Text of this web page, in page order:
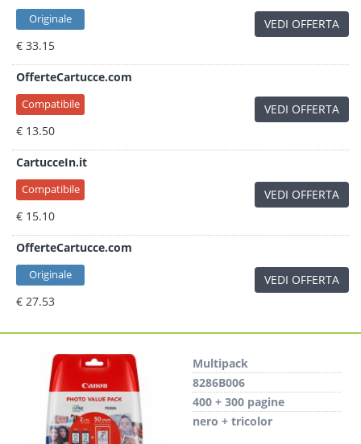
Originale
€ 33.15
VEDI OFFERTA
OfferteCartucce.com
Compatibile
€ 13.50
VEDI OFFERTA
CartucceIn.it
Compatibile
€ 15.10
VEDI OFFERTA
OfferteCartucce.com
Originale
€ 27.53
VEDI OFFERTA
Multipack
8286B006
400 + 300 pagine
nero + tricolor